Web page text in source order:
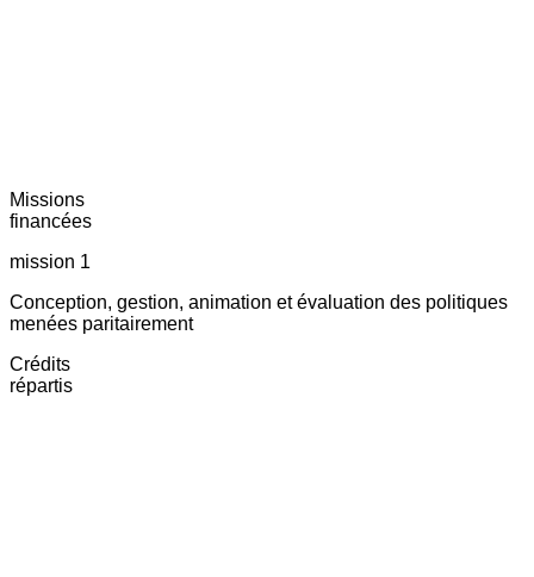
Missions
financées
mission 1
Conception, gestion, animation et évaluation des politiques
menées paritairement
Crédits
répartis